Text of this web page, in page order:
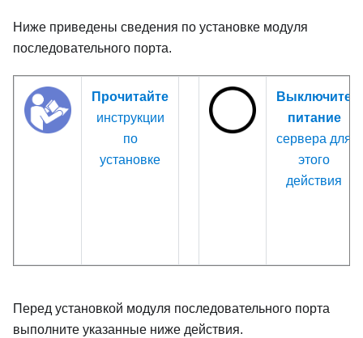
Ниже приведены сведения по установке модуля
последовательного порта.
Прочитайте
инструкции
по
установке
Выключите
питание
сервера для
этого
действия
Перед установкой модуля последовательного порта
выполните указанные ниже действия.